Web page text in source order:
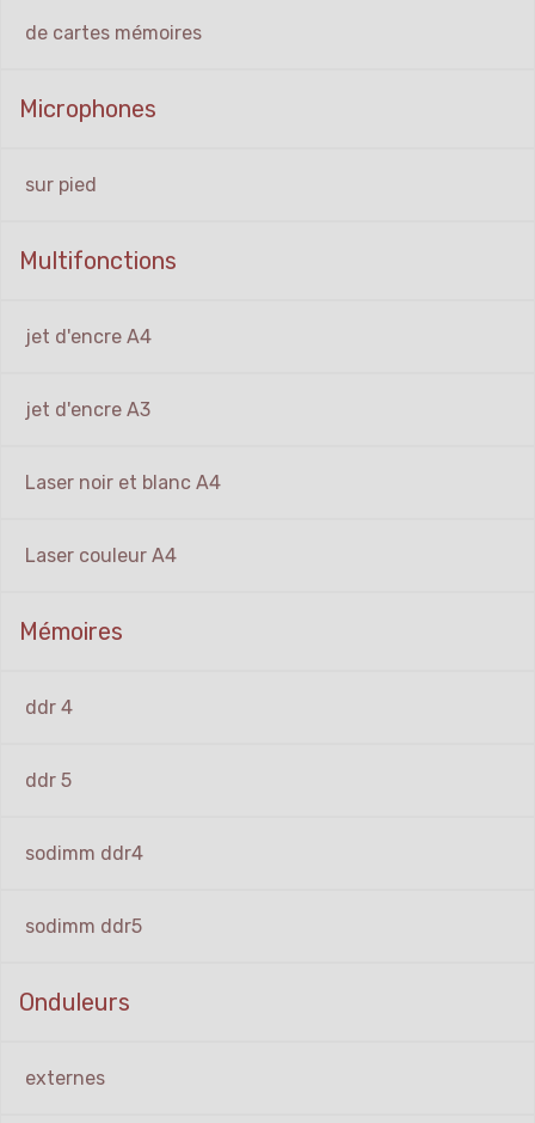
de cartes mémoires
Microphones
sur pied
Multifonctions
jet d'encre A4
jet d'encre A3
Laser noir et blanc A4
Laser couleur A4
Mémoires
ddr 4
ddr 5
sodimm ddr4
sodimm ddr5
Onduleurs
externes